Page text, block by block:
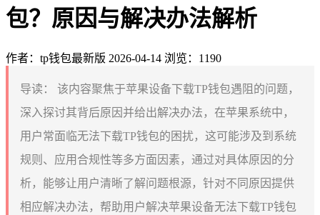
包？原因与解决办法解析
作者：tp钱包最新版 2026-04-14 浏览：1190
导读：
该内容聚焦于苹果设备下载TP钱包遇阻的问题，
深入探讨其背后原因并给出解决办法，在苹果系统中，
用户常面临无法下载TP钱包的困扰，这可能涉及到系统
规则、应用合规性等多方面因素，通过对具体原因的分
析，能够让用户清晰了解问题根源，针对不同原因提供
相应解决办法，帮助用户解决苹果设备无法下载TP钱包